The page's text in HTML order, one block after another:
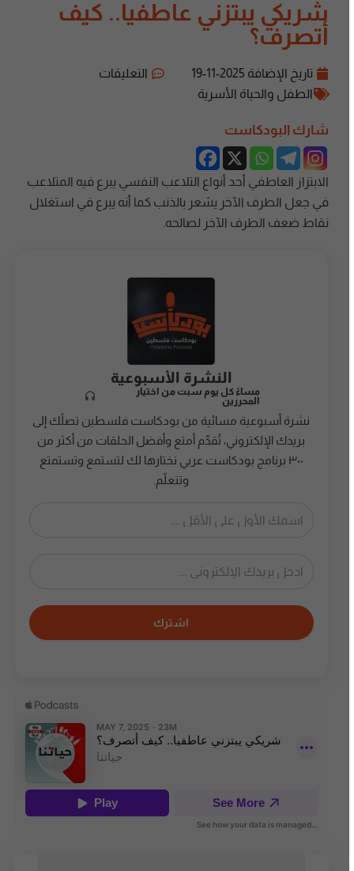
شريكي يبتزني عاطفيا.. كيف
أتصرف؟
تاريخ الإضافة2025-11-19
التعليقات
الطفل والحياة الأسرية
شارك البودكاست
الابتزاز العاطفي أحد أنواع التلاعب النفسي يبرع فيه المتلاعب
في جعل الطرف الآخر يشعر بالذنب كما أنه يبرع في استغلال
نقاط ضعف الطرف الآخر لصالحه.
النشرة الأسبوعية
مساءً كل يوم سبت من اختيار
المحررين
نشرة أسبوعية مسائية من بودكاست فلسطين تصلُك إلى
بريدك الإلكتروني، تُقدِّم أمتع وأفضل الحلقات من أكثر من
٣٠٠ برنامج بودكاست عربي نختارها لك لتستمع وتستمتع
وتتعلّم.
اشترك